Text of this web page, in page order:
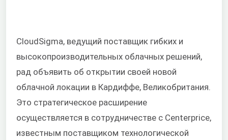
CloudSigma, ведущий поставщик гибких и
высокопроизводительных облачных решений,
рад объявить об открытии своей новой
облачной локации в Кардиффе, Великобритания.
Это стратегическое расширение
осуществляется в сотрудничестве с Centerprice,
известным поставщиком технологической